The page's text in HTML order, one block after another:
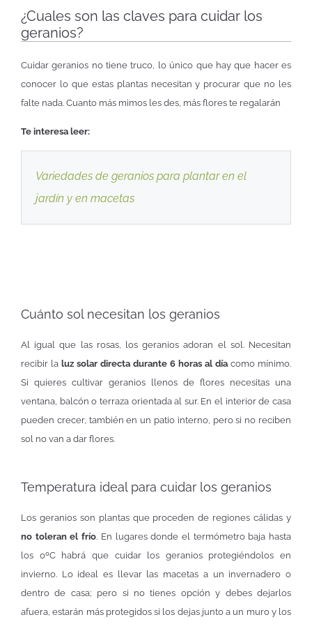
¿Cuales son las claves para cuidar los
geranios?
Cuidar geranios no tiene truco, lo único que hay que hacer es
conocer lo que estas plantas necesitan y procurar que no les
falte nada. Cuanto más mimos les des, más flores te regalarán
Te interesa leer:
Variedades de geranios para plantar en el
jardín y en macetas
Cuánto sol necesitan los geranios
Al igual que las rosas, los geranios adoran el sol. Necesitan
recibir la luz solar directa durante 6 horas al día como mínimo.
Si quieres cultivar geranios llenos de flores necesitas una
ventana, balcón o terraza orientada al sur. En el interior de casa
pueden crecer, también en un patio interno, pero si no reciben
sol no van a dar flores.
Temperatura ideal para cuidar los geranios
Los geranios son plantas que proceden de regiones cálidas y
no toleran el frío. En lugares donde el termómetro baja hasta
los 0ºC habrá que cuidar los geranios protegiéndolos en
invierno. Lo ideal es llevar las macetas a un invernadero o
dentro de casa; pero si no tienes opción y debes dejarlos
afuera, estarán más protegidos si los dejas junto a un muro y los